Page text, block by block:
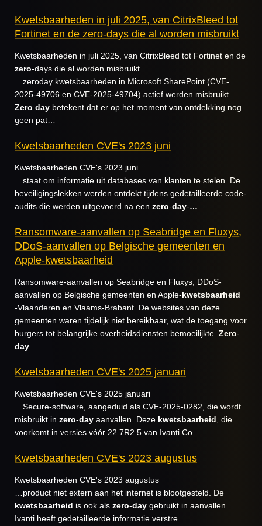
Kwetsbaarheden in juli 2025, van CitrixBleed tot
Fortinet en de zero-days die al worden misbruikt
Kwetsbaarheden in juli 2025, van CitrixBleed tot Fortinet en de
zero-days die al worden misbruikt
…zeroday kwetsbaarheden in Microsoft SharePoint (CVE-
2025-49706 en CVE-2025-49704) actief werden misbruikt.
Zero day betekent dat er op het moment van ontdekking nog
geen pat…
Kwetsbaarheden CVE's 2023 juni
Kwetsbaarheden CVE's 2023 juni
…staat om informatie uit databases van klanten te stelen. De
beveiligingslekken werden ontdekt tijdens gedetailleerde code-
audits die werden uitgevoerd na een zero-day-…
Ransomware-aanvallen op Seabridge en Fluxys,
DDoS-aanvallen op Belgische gemeenten en
Apple-kwetsbaarheid
Ransomware-aanvallen op Seabridge en Fluxys, DDoS-
aanvallen op Belgische gemeenten en Apple-kwetsbaarheid
-Vlaanderen en Vlaams-Brabant. De websites van deze
gemeenten waren tijdelijk niet bereikbaar, wat de toegang voor
burgers tot belangrijke overheidsdiensten bemoeilijkte. Zero-
day
Kwetsbaarheden CVE's 2025 januari
Kwetsbaarheden CVE's 2025 januari
…Secure-software, aangeduid als CVE-2025-0282, die wordt
misbruikt in zero-day aanvallen. Deze kwetsbaarheid , die
voorkomt in versies vóór 22.7R2.5 van Ivanti Co…
Kwetsbaarheden CVE's 2023 augustus
Kwetsbaarheden CVE's 2023 augustus
…product niet extern aan het internet is blootgesteld. De
kwetsbaarheid is ook als zero-day gebruikt in aanvallen.
Ivanti heeft gedetailleerde informatie verstre…